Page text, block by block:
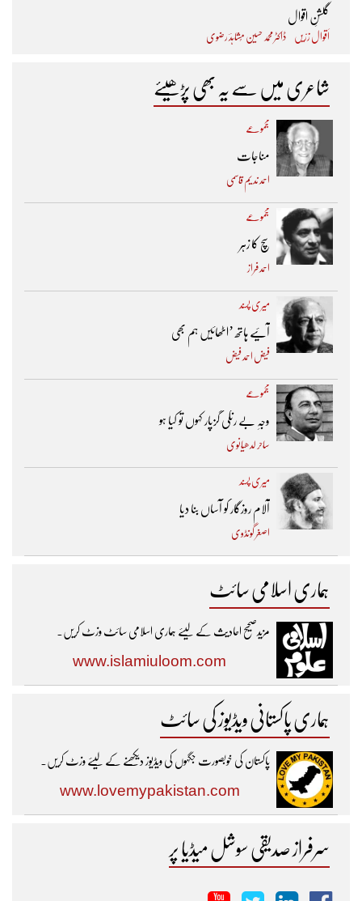
گلشنِ اقوال
اَقوال زرّیں ڈاکٹر محمد حسین مُشاہدؔ رضوی
شاعری میں سے یہ بھی پڑھیئے
مجموعے
مناجات
احمد ندیم قاسمی
مجموعے
سچ کا زہر
احمد فراز
میری پسند
آئیے ہاتھ ’اٹھائیں ہم بھی
فیض احمد فیض
مجموعے
وجہِ بے رنگی گزپار کہوں تو کیا ہو
ساحر لدھیانوی
میری پسند
آلام روزگار کو آساں بنا دیا
اصغر گونڈوی
ہماری اسلامی سائٹ
مزیدصحیح احادیث کے لیئے ہماری اسلامی سائٹ وزٹ کریں۔
www.islamiuloom.com
ہماری پاکستانی ویڈیوز کی سائٹ
پاکستان کی خوبصورت جگہوں کی ویڈیوز دیکھنے کے لیئے وزٹ کریں۔
www.lovemypakistan.com
سرفراز صدیقی سوشل میڈیا پر